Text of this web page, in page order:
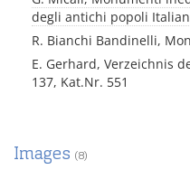
degli antichi popoli
R. Bianchi Bandinelli,
E. Gerhard, Verzeichnis
137, Kat.Nr. 551
Images (8)